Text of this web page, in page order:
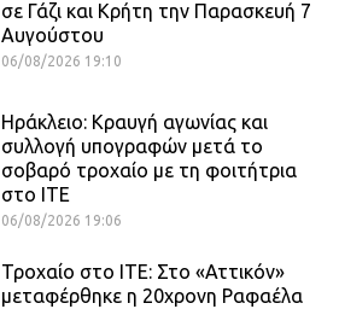
σε Γάζι και Κρήτη την Παρασκευή 7
Αυγούστου
06/08/2026 19:10
Ηράκλειο: Κραυγή αγωνίας και
συλλογή υπογραφών μετά το
σοβαρό τροχαίο με τη φοιτήτρια
στο ΙΤΕ
06/08/2026 19:06
Τροχαίο στο ΙΤΕ: Στο «Αττικόν»
μεταφέρθηκε η 20χρονη Ραφαέλα